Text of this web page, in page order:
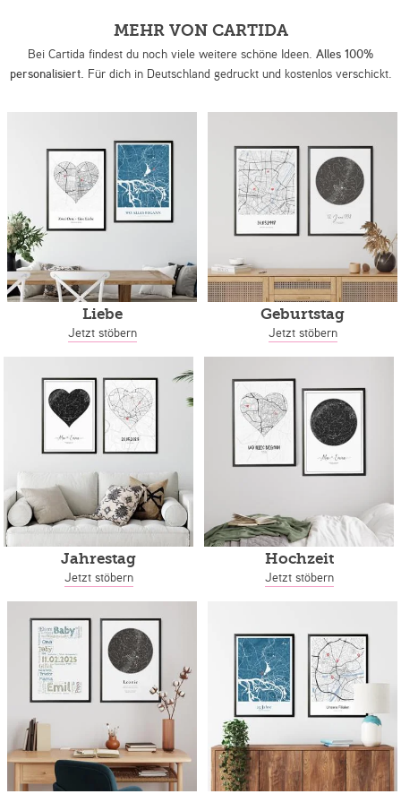
MEHR VON CARTIDA
Bei Cartida findest du noch viele weitere schöne Ideen. Alles 100%
personalisiert. Für dich in Deutschland gedruckt und kostenlos verschickt.
Liebe
Jetzt stöbern
Geburtstag
Jetzt stöbern
Jahrestag
Jetzt stöbern
Hochzeit
Jetzt stöbern